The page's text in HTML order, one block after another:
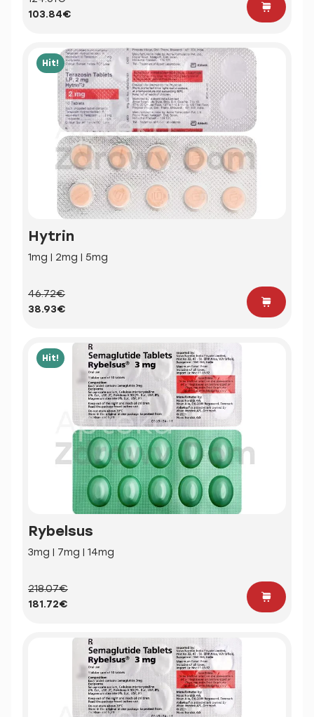
103.84€
Hit!
Hytrin
1mg | 2mg | 5mg
46.72€
38.93€
Hit!
Rybelsus
3mg | 7mg | 14mg
218.07€
181.72€